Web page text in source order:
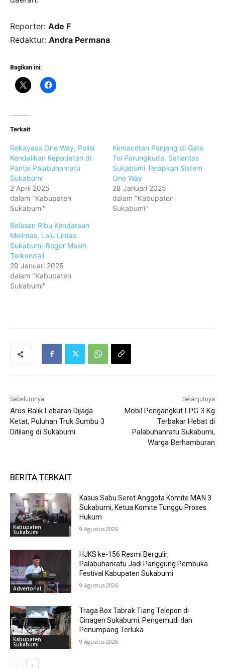
Reporter: Ade F
Redaktur: Andra Permana
Bagikan ini:
Terkait
Rekayasa One Way, Polisi
Kendalikan Kepadatan di
Pantai Palabuhanratu
Sukabumi
2 April 2025
dalam "Kabupaten
Sukabumi"
Kemacetan Panjang di Gate
Tol Parungkuda, Satlantas
Sukabumi Terapkan Sistem
One Way
28 Januari 2025
dalam "Kabupaten
Sukabumi"
Belasan Ribu Kendaraan
Melintas, Lalu Lintas
Sukabumi-Bogor Masih
Terkendali
29 Januari 2025
dalam "Kabupaten
Sukabumi"
Sebelumnya
Arus Balik Lebaran Dijaga
Ketat, Puluhan Truk Sumbu 3
Ditilang di Sukabumi
Selanjutnya
Mobil Pengangkut LPG 3 Kg
Terbakar Hebat di
Palabuhanratu Sukabumi,
Warga Berhamburan
BERITA TERKAIT
Kabupaten
Sukabumi
Kasus Sabu Seret Anggota Komite MAN 3
Sukabumi, Ketua Komite Tunggu Proses
Hukum
9 Agustus 2026
Advertorial
HJKS ke-156 Resmi Bergulir,
Palabuhanratu Jadi Panggung Pembuka
Festival Kabupaten Sukabumi
9 Agustus 2026
Kabupaten
Sukabumi
Traga Box Tabrak Tiang Telepon di
Cinagen Sukabumi, Pengemudi dan
Penumpang Terluka
9 Agustus 2026